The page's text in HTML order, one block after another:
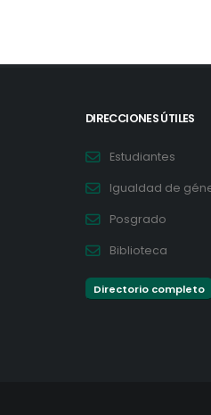
DIRECCIONES ÚTILES
Estudiantes
Igualdad de
Posgrado
Biblioteca
Directorio completo